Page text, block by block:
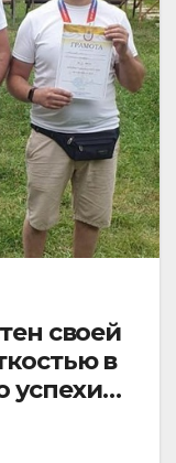
своей
в
успехи